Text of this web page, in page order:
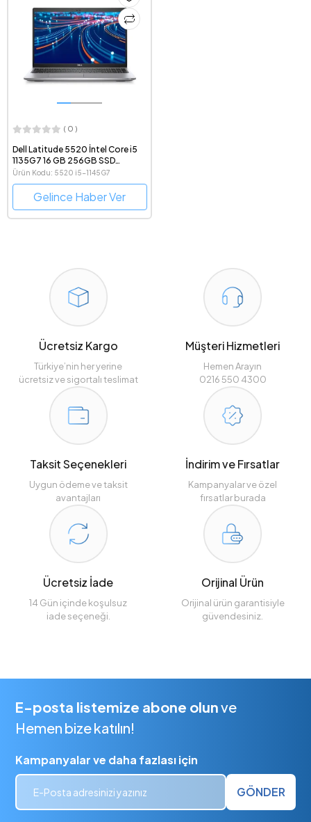
( 0 )
Dell Latitude 5520 İntel Core i5
1135G7 16 GB 256GB SSD
Windows 11 Pro 15.6" FHD
Ürün Kodu: 5520 i5-1145G7
Gelince Haber Ver
Ücretsiz Kargo
Türkiye’nin her yerine
ücretsiz ve sigortalı teslimat
Müşteri Hizmetleri
Hemen Arayın
0216 550 4300
Taksit Seçenekleri
Uygun ödeme ve taksit
avantajları
İndirim ve Fırsatlar
Kampanyalar ve özel
fırsatlar burada
Ücretsiz İade
14 Gün içinde koşulsuz
iade seçeneği.
Orijinal Ürün
Orijinal ürün garantisiyle
güvendesiniz.
E-posta listemize abone olunve
Hemen bize katılın!
Kampanyalar ve daha fazlası için
GÖNDER